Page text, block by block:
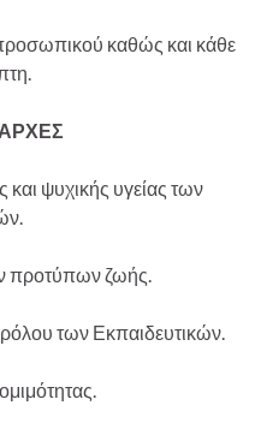
καθώς και κάθε
ψυχικής υγείας των
προτύπων ζωής.
των Εκπαιδευτικών.